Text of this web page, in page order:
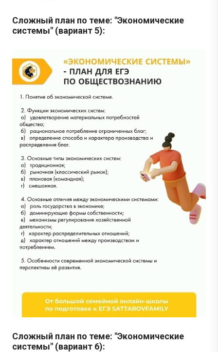
Сложный план по теме: "Экономические
системы" (вариант 5):
Сложный план по теме: "Экономические
системы" (вариант 6):